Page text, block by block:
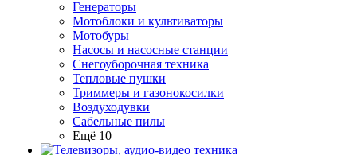
Генераторы
Мотоблоки и культиваторы
Мотобуры
Насосы и насосные станции
Снегоуборочная техника
Тепловые пушки
Триммеры и газонокосилки
Воздуходувки
Сабельные пилы
Ещё 10